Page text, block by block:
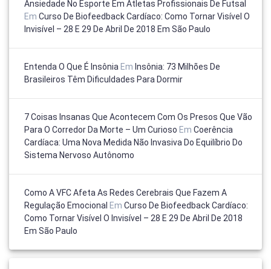
Ansiedade No Esporte Em Atletas Profissionais De Futsal
Em Curso De Biofeedback Cardíaco: Como Tornar Visível O
Invisível – 28 E 29 De Abril De 2018 Em São Paulo
Entenda O Que É Insônia Em Insônia: 73 Milhões De
Brasileiros Têm Dificuldades Para Dormir
7 Coisas Insanas Que Acontecem Com Os Presos Que Vão
Para O Corredor Da Morte – Um Curioso Em Coerência
Cardíaca: Uma Nova Medida Não Invasiva Do Equilíbrio Do
Sistema Nervoso Autônomo
Como A VFC Afeta As Redes Cerebrais Que Fazem A
Regulação Emocional Em Curso De Biofeedback Cardíaco:
Como Tornar Visível O Invisível – 28 E 29 De Abril De 2018
Em São Paulo